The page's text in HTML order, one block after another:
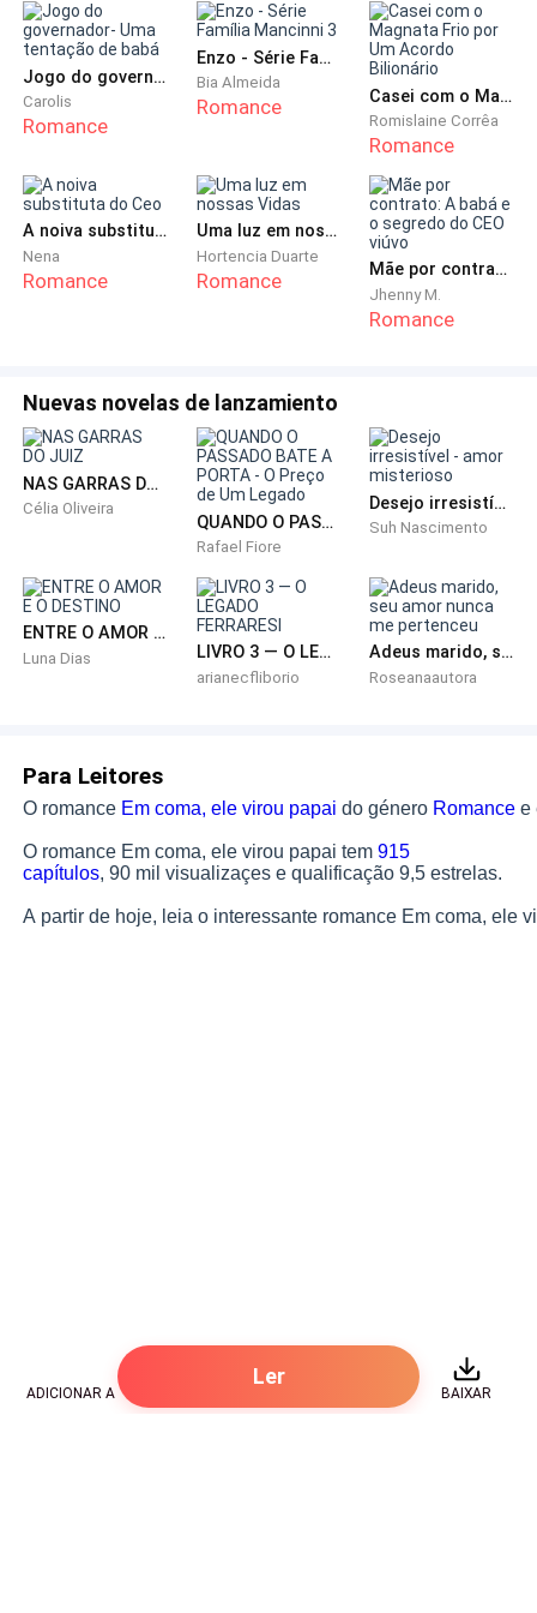
lá dentro, então voltou para casa...
Ao ouvir isso, a mão de Leo se apertou sobre o
volante.
não era a garota de programa que Ivan havia
mandado, mas sim uma garota inocente?
Ao pensar na resistência desesperada daquela
garota, a expressão de Leo mudou bruscamente. Ele
assim...
Sem hesitar, o homem virou o volante, querendo
voltar direto para o hotel.
Nesse momento, um grande caminhão andando na
contramão surgiu de repente na pista ao seu lado.
Só se ouviu um grande estrondo e enormes chamas
engoliram tudo, refletindo o ambiente ao redor em
Jogo do governador- Uma tentação de babá
Carolis
Romance
Enzo - Série Família Mancinni 3
Bia Almeida
Romance Casei com o Magnata Frio por Um Acordo Bilionário
Romislaine Corrêa
Romance
A noiva substituta do Ceo
Nena
Romance
Uma luz em nossas Vidas
Hortencia Duarte
Romance Mãe por contrato: A babá e o segredo do CEO viúvo
Jhenny M.
Romance
Nuevas novelas de lanzamiento
NAS GARRAS DO JUIZ
Célia Oliveira
QUANDO O PASSADO BATE A PORTA - O Preço de Um Legado
Rafael Fiore
Desejo irresistível - amor misterioso
Suh Nascimento
ENTRE O AMOR E O DESTINO
Luna Dias LIVRO 3 — O LEGADO FERRARESI
arianecfliborio
Adeus marido, seu amor nunca me pertenceu
Roseanaautora
Para Leitores
O romance Em coma, ele virou papaido género Romancee
O romance Em coma, ele virou papai tem 915
capítulos, 90 mil visualizaçes e qualificação 9,5 estrelas.
A partir de hoje, leia o interessante romance Em coma, ele
ADICIONAR A
Ler
BAIXAR